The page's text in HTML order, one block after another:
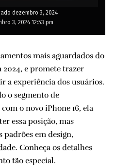
3, 2024 12:53 pm
dezembro 3, 2024
mais aguardados do
e promete trazer
a experiência dos usuários.
o segmento de
o novo iPhone 16, ela
essa posição, mas
padrões em design,
Conheça os detalhes
tão especial.